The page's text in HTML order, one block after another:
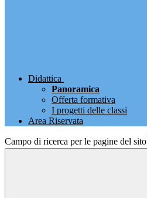
Didattica
Panoramica
Offerta formativa
I progetti delle classi
Area Riservata
Campo di ricerca per le pagine del sito